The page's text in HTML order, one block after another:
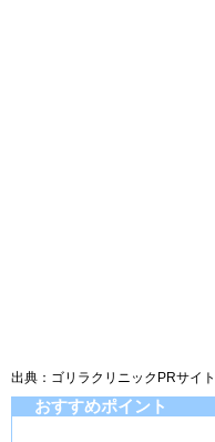
出典：ゴリラクリニックPRサイト
おすすめポイント